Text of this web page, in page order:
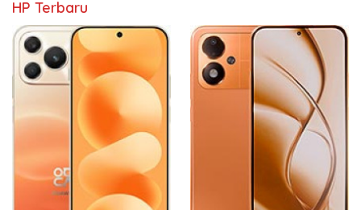
HP Terbaru